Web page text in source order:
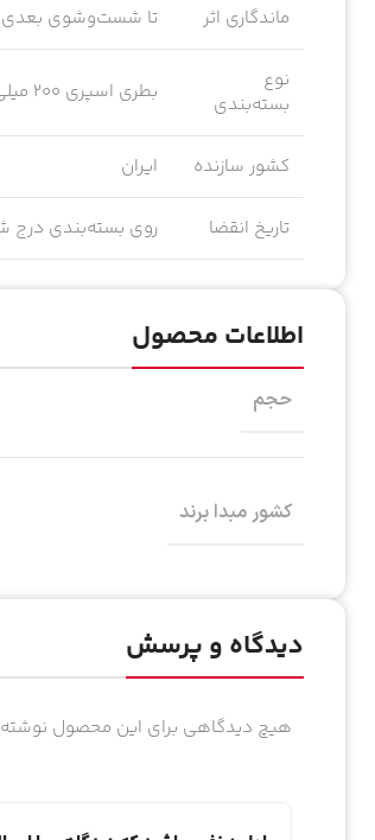
ماندگاری اثر تا شست‌وشوی بعدی
نوع
بسته‌بندی
بطری اسپری ۲۰۰ میلی‌لیتری با نازل پخش یکنواخت
کشور سازنده ایران
تاریخ انقضا روی بسته‌بندی درج
اطلاعات محصول
حجم
کشور مبدا برند
دیدگاه و پرسش
هیچ دیدگاهی برای این محصول